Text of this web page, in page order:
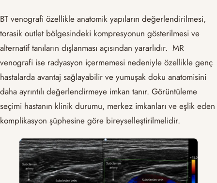
BT venografi özellikle anatomik yapıların değerlendirilmesi,
torasik outlet bölgesindeki kompresyonun gösterilmesi ve
alternatif tanıların dışlanması açısından yararlıdır. MR
venografi ise radyasyon içermemesi nedeniyle özellikle genç
hastalarda avantaj sağlayabilir ve yumuşak doku anatomisini
daha ayrıntılı değerlendirmeye imkan tanır. Görüntüleme
seçimi hastanın klinik durumu, merkez imkanları ve eşlik eden
komplikasyon şüphesine göre bireyselleştirilmelidir.